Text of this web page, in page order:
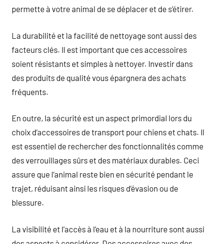
permette à votre animal de se déplacer et de s’étirer.
La durabilité et la facilité de nettoyage sont aussi des
facteurs clés. Il est important que ces accessoires
soient résistants et simples à nettoyer. Investir dans
des produits de qualité vous épargnera des achats
fréquents.
En outre, la sécurité est un aspect primordial lors du
choix d’accessoires de transport pour chiens et chats. Il
est essentiel de rechercher des fonctionnalités comme
des verrouillages sûrs et des matériaux durables. Ceci
assure que l’animal reste bien en sécurité pendant le
trajet, réduisant ainsi les risques d’évasion ou de
blessure.
La visibilité et l’accès à l’eau et à la nourriture sont aussi